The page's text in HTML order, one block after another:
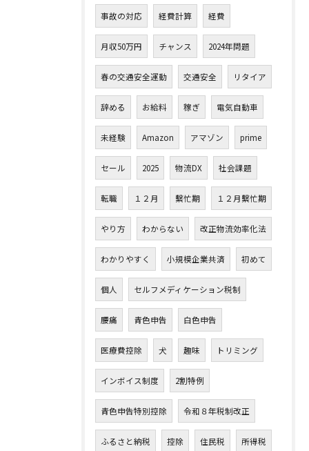
事故の対応 経費計算 経費
月収50万円 チャンス 2024年問題
春の交通安全運動 交通安全 リタイア
辞める お給料 稼ぎ 電気自動車
未経験 Amazon アマゾン prime
セール 2025 物流DX 社会課題
転職 １２月 繫忙期 １２月繫忙期
やり方 わからない 改正物流効率化法
わかりやすく 小規模企業共済 初めて
個人 セルフメディケーション税制
腰痛 青色申告 白色申告
医療費控除 犬 趣味 トリミング
インボイス制度 2割特例
青色申告特別控除 令和８年税制改正
ふるさと納税 控除 住民税 所得税